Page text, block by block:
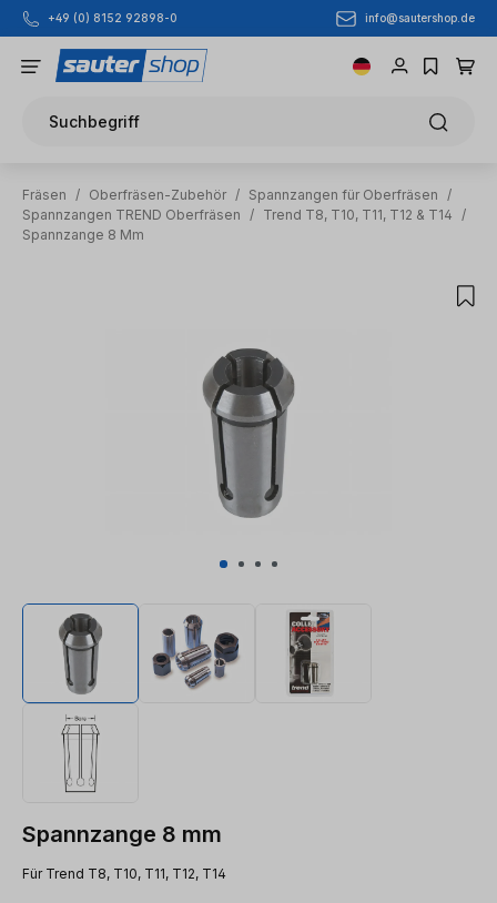
Zum Hauptinhalt springen
+49 (0) 8152 92898-0 info@sautershop.de
Suchbegriff
Fräsen / Oberfräsen-Zubehör / Spannzangen für Oberfräsen
/
Spannzangen TREND Oberfräsen
/ Trend T8, T10, T11, T12 & T14
/
Spannzange 8 Mm
Spannzange 8 mm
Für Trend T8, T10, T11, T12, T14